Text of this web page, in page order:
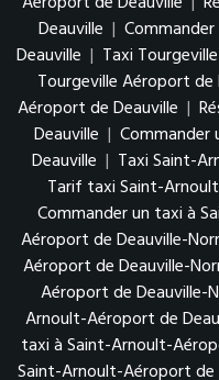
Deauville |
Deauville | Taxi
Tourgeville Aéroport de
Aéroport de Deauville |
Deauville | Commander
Deauville | Taxi Saint-
Tarif taxi Saint-Arnoult
Commander un taxi à
Aéroport de Deauville-
Aéroport de Deauville-
Aéroport de Deauville-
Arnoult-Aéroport de
taxi à Saint-Arnoult-
Saint-Arnoult-Aéroport de